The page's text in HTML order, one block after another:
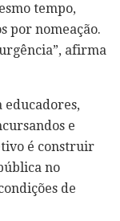
tempo,
por nomeação.
afirma
educadores,
e
é construir
no
de